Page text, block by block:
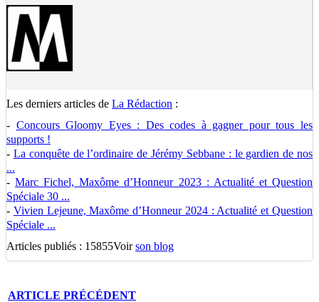
Les derniers articles de La Rédaction :
- Concours Gloomy Eyes : Des codes à gagner pour tous les
supports !
- La conquête de l’ordinaire de Jérémy Sebbane : le gardien de nos
...
-Marc Fichel, Maxôme d’Honneur 2023 : Actualité et Question
Spéciale 30 ...
- Vivien Lejeune, Maxôme d’Honneur 2024 : Actualité et Question
Spéciale ...
Articles publiés : 15855Voirson blog
ARTICLE PRÉCÉDENT